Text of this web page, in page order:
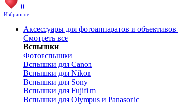
0
Избранное
Аксессуары для фотоаппаратов и объективов
Смотреть все
Вспышки
Фотовспышки
Вспышки для Canon
Вспышки для Nikon
Вспышки для Sony
Вспышки для Fujifilm
Вспышки для Olympus и Panasonic